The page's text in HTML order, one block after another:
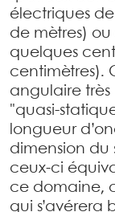
électriques
de mètres)
quelques
centimètres).
angulaire
"quasi-
longueur
dimension du
ceux-ci
ce domaine,
qui s’avérera